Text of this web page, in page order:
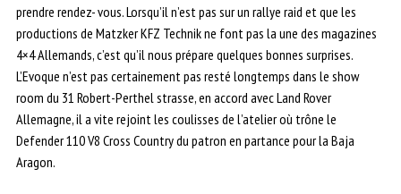
prendre rendez- vous. Lorsqu’il n’est pas sur un rallye raid et que les
productions de Matzker KFZ Technik ne font pas la une des magazines
4×4 Allemands, c’est qu’il nous prépare quelques bonnes surprises.
L’Evoque n’est pas certainement pas resté longtemps dans le show
room du 31 Robert-Perthel strasse, en accord avec Land Rover
Allemagne, il a vite rejoint les coulisses de l’atelier où trône le
Defender 110 V8 Cross Country du patron en partance pour la Baja
Aragon.